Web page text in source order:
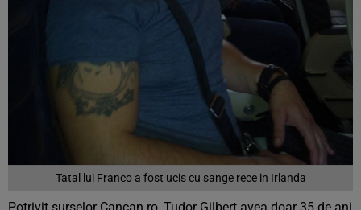
Tatal lui Franco a fost ucis cu sange rece in Irlanda